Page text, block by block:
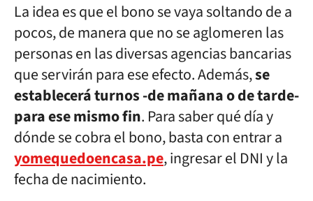
La idea es que el bono se vaya soltando de a
pocos, de manera que no se aglomeren las
personas en las diversas agencias bancarias
que servirán para ese efecto. Además,se
establecerá turnos -de mañana o de tarde-
para ese mismo fin. Para saber qué día y
dónde se cobra el bono, basta con entrar a
yomequedoencasa.pe, ingresar el DNI y la
fecha de nacimiento.